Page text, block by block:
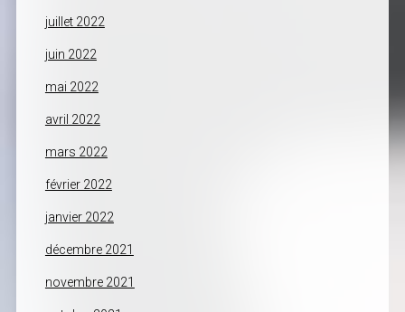
juillet 2022
juin 2022
mai 2022
avril 2022
mars 2022
février 2022
janvier 2022
décembre 2021
novembre 2021